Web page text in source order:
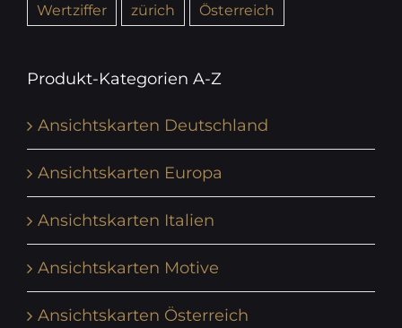
Wertziffer
zürich Österreich
Produkt-Kategorien A-Z
Ansichtskarten Deutschland
Ansichtskarten Europa
Ansichtskarten Italien
Ansichtskarten Motive
Ansichtskarten Österreich